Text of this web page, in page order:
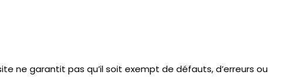
ne garantit pas qu’il soit exempt de défauts, d’erreurs ou